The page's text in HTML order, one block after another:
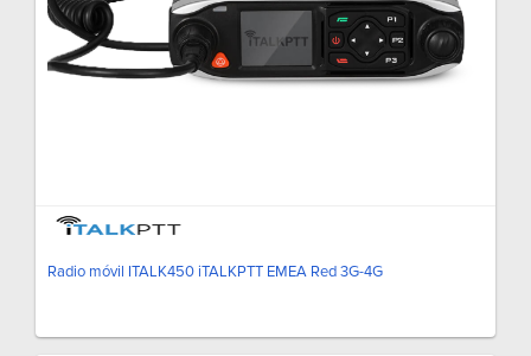
Radio móvil ITALK450 iTALKPTT EMEA Red 3G-4G